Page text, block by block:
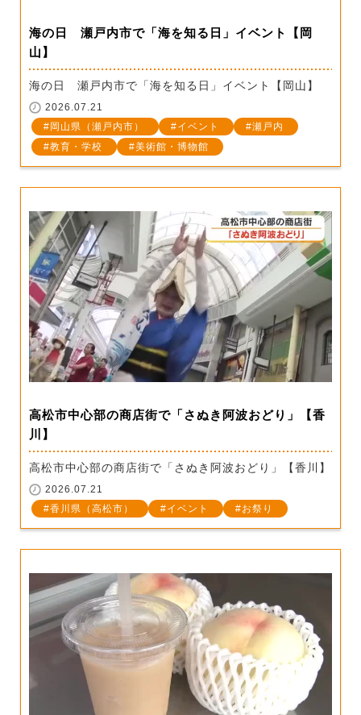
海の日 瀬戸内市で「海を知る日」イベント【岡
山】
海の日 瀬戸内市で「海を知る日」イベント【岡山】
2026.07.21
岡山県（瀬戸内市）
イベント
瀬戸内
教育・学校
美術館・博物館
高松市中心部の商店街で「さぬき阿波おどり」【香
川】
高松市中心部の商店街で「さぬき阿波おどり」【香川】
2026.07.21
香川県（高松市）
イベント お祭り